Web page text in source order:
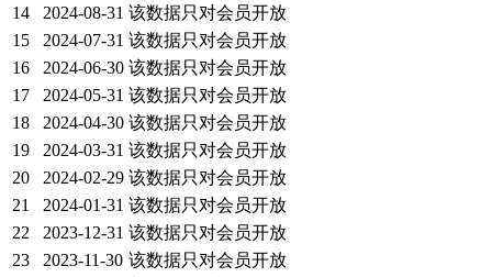
14
2024-08-31 该数据只对会员开放
15
2024-07-31 该数据只对会员开放
16
2024-06-30 该数据只对会员开放
17
2024-05-31 该数据只对会员开放
18
2024-04-30 该数据只对会员开放
19
2024-03-31 该数据只对会员开放
20
2024-02-29 该数据只对会员开放
21
2024-01-31 该数据只对会员开放
22
2023-12-31 该数据只对会员开放
23
2023-11-30 该数据只对会员开放